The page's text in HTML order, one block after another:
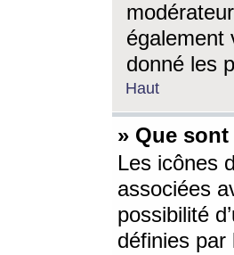
également
donné les
Haut
» Que
Les icônes
associées
possibilité
définies par